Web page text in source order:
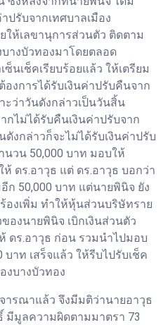
ปรับจากเทศบาลเมือง
ห้เลขานุการส่วนตัว ติดตาม
บางบัวทองมาโดยตลอด
นเช็คเรียบร้อยแล้ว ให้เตรียม
งการได้รับเงินค่าปรับคืนจาก
ะว่าวันดังกล่าวเป็นวันสิ้น
กไม่ได้รับคืนเงินค่าปรับจาก
ดังกล่าวก็จะไม่ได้รับเงินค่าปรับ
นวน 50,000 บาท มอบให้
ดร.อาวุธ แต่ ดร.อาวุธ บอกว่า
ก 50,000 บาท แต่นายพินิจ ยัง
องเพิ่ม ทำให้หุ้นส่วนบริษัทราย
องนายพินิจ เบิกเงินส่วนตัว
ดร.อาวุธ ก่อน รวมนำไปมอบ
บาท เสร็จแล้ว ให้รีบไปรับเช็ค
งบางบัวทอง
ณาแล้ว จึงมีมติว่านายอาวุธ
มีมูลความผิดตามมาตรา 73